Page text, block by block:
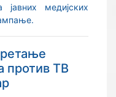
медијских
против ТВ